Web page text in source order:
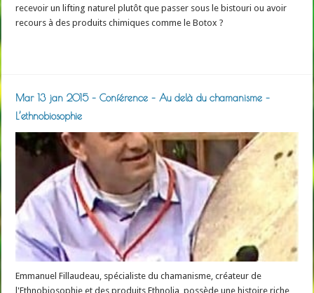
recevoir un lifting naturel plutôt que passer sous le bistouri ou avoir
recours à des produits chimiques comme le Botox ?
Mar 13 jan 2015 – Conférence – Au delà du chamanisme –
L’ethnobiosophie
Emmanuel Fillaudeau, spécialiste du chamanisme, créateur de
l'Ethnobiosophie et des produits Ethnolia, possède une histoire riche